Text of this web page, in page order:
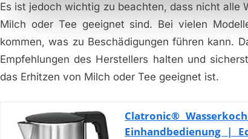
Es ist jedoch wichtig zu beachten, dass nicht alle
Milch oder Tee geeignet sind. Bei vielen
kommen, was zu Beschädigungen führen kann.
Empfehlungen des Herstellers halten und
das Erhitzen von Milch oder Tee geeignet ist.
Clatronic®
Einhandbedienung |